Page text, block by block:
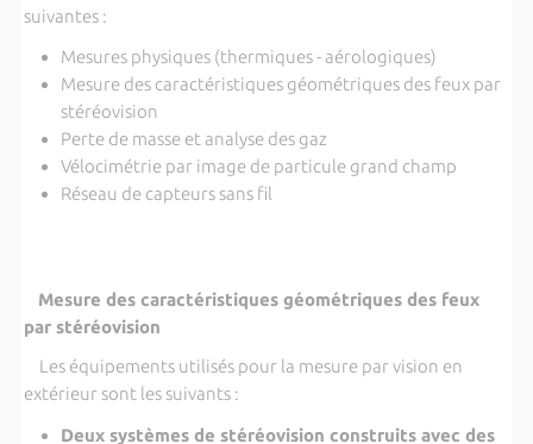
suivantes :
Mesures physiques (thermiques - aérologiques)
Mesure des caractéristiques géométriques des feux par
stéréovision
Perte de masse et analyse des gaz
Vélocimétrie par image de particule grand champ
Réseau de capteurs sans fil
Mesure des caractéristiques géométriques des feux
par stéréovision
Les équipements utilisés pour la mesure par vision en
extérieur sont les suivants :
Deux systèmes de stéréovision construits avec des